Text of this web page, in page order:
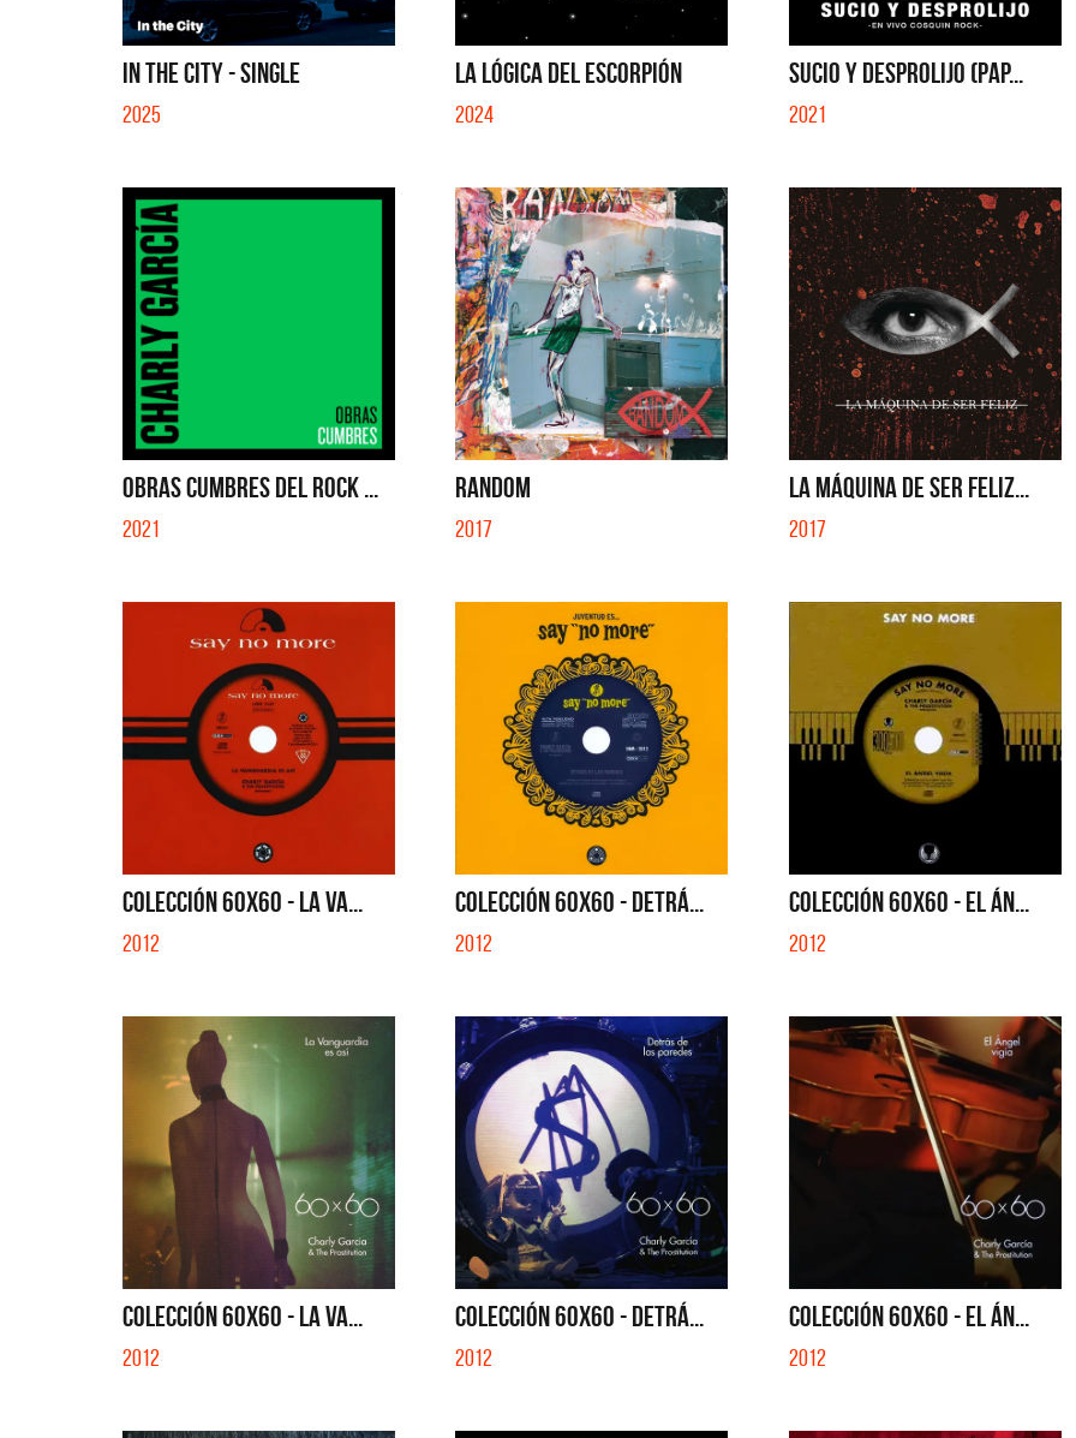
IN THE CITY - SINGLE
2025
LA LÓGICA DEL ESCORPIÓN
2024
SUCIO Y DESPROLIJO (PAP...
2021
OBRAS CUMBRES DEL ROCK ...
2021
RANDOM
2017
LA MÁQUINA DE SER FELIZ...
2017
COLECCIÓN 60X60 - LA VA...
2012
COLECCIÓN 60X60 - DETRÁ...
2012
COLECCIÓN 60X60 - EL ÁN...
2012
COLECCIÓN 60X60 - LA VA...
2012
COLECCIÓN 60X60 - DETRÁ...
2012
COLECCIÓN 60X60 - EL ÁN...
2012
La Muela y Sus Amigos
QUE NO SE MUELA LA MUELA - SINGLE